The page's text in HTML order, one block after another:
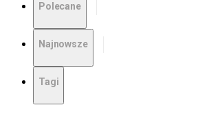
Polecane
Najnowsze
Tagi